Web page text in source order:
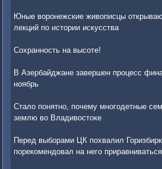
Юные воронежские живописцы
лекций по истории искусства
Сохранность на высоте!
В Азербайджане завершен процесс
ноябрь
Стало понятно, почему многодетные
землю во Владивостоке
Перед выборами ЦК похвалил
порекомендовал на него приравниваться